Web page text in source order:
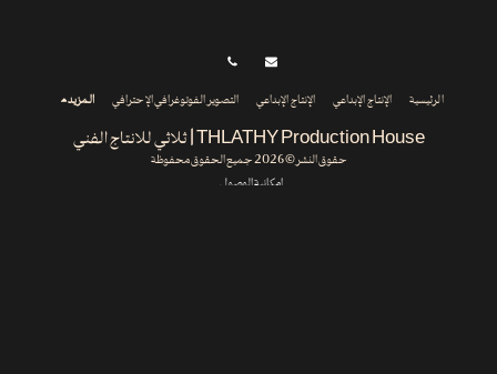
THLATHY Production House | ثلاثي للانتاج الفني
حقوق النشر © 2026 جميع الحقوق محفوظة
إمكانية الوصول
الرئيسية الإنتاج الإبداعي الإنتاج الإبداعي التصوير الفوتوغرافي الإحترافي المزيد